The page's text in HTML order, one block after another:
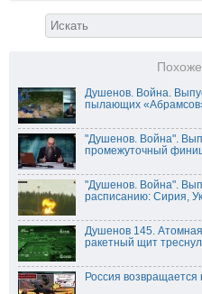
Душенов. Война.
пылающих
"Душенов. Война".
промежуточный
"Душенов. Война".
расписанию: Сирия,
Душенов 145.
ракетный щит
Россия